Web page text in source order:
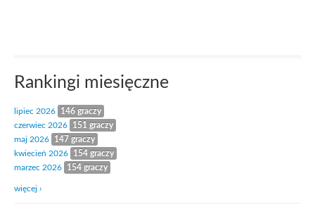
Rankingi miesięczne
lipiec 2026
146 graczy
czerwiec 2026
151 graczy
maj 2026
147 graczy
kwiecień 2026
154 graczy
marzec 2026
154 graczy
więcej ›